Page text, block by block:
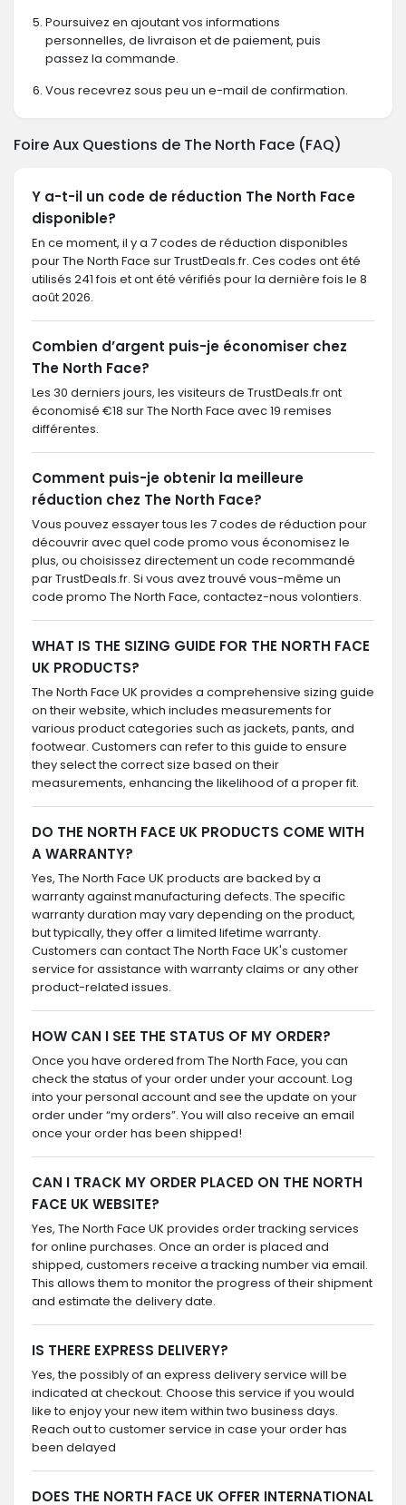
Poursuivez en ajoutant vos informations
personnelles, de livraison et de paiement, puis
passez la commande.
Vous recevrez sous peu un e-mail de confirmation.
Foire Aux Questions de The North Face (FAQ)
Y a-t-il un code de réduction The North Face
disponible?
En ce moment, il y a 7 codes de réduction disponibles
pour The North Face sur TrustDeals.fr. Ces codes ont été
utilisés 241 fois et ont été vérifiés pour la dernière fois le 8
août 2026.
Combien d’argent puis-je économiser chez
The North Face?
Les 30 derniers jours, les visiteurs de TrustDeals.fr ont
économisé €18 sur The North Face avec 19 remises
différentes.
Comment puis-je obtenir la meilleure
réduction chez The North Face?
Vous pouvez essayer tous les 7 codes de réduction pour
découvrir avec quel code promo vous économisez le
plus, ou choisissez directement un code recommandé
par TrustDeals.fr. Si vous avez trouvé vous-même un
code promo The North Face, contactez-nous volontiers.
WHAT IS THE SIZING GUIDE FOR THE NORTH FACE
UK PRODUCTS?
The North Face UK provides a comprehensive sizing guide
on their website, which includes measurements for
various product categories such as jackets, pants, and
footwear. Customers can refer to this guide to ensure
they select the correct size based on their
measurements, enhancing the likelihood of a proper fit.
DO THE NORTH FACE UK PRODUCTS COME WITH
A WARRANTY?
Yes, The North Face UK products are backed by a
warranty against manufacturing defects. The specific
warranty duration may vary depending on the product,
but typically, they offer a limited lifetime warranty.
Customers can contact The North Face UK's customer
service for assistance with warranty claims or any other
product-related issues.
HOW CAN I SEE THE STATUS OF MY ORDER?
Once you have ordered from The North Face, you can
check the status of your order under your account. Log
into your personal account and see the update on your
order under “my orders”. You will also receive an email
once your order has been shipped!
CAN I TRACK MY ORDER PLACED ON THE NORTH
FACE UK WEBSITE?
Yes, The North Face UK provides order tracking services
for online purchases. Once an order is placed and
shipped, customers receive a tracking number via email.
This allows them to monitor the progress of their shipment
and estimate the delivery date.
IS THERE EXPRESS DELIVERY?
Yes, the possibly of an express delivery service will be
indicated at checkout. Choose this service if you would
like to enjoy your new item within two business days.
Reach out to customer service in case your order has
been delayed
DOES THE NORTH FACE UK OFFER INTERNATIONAL